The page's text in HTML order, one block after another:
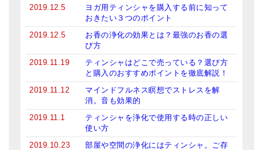
2019.12.5
ヨガ用ティンシャを購入する前に知って
おきたい３つのポイント
2019.12.5
お香の浄化の効果とは？最強のお香の選
び方
2019.11.19
ティンシャはどこで売っている？選び方
と購入のおすすめポイントを徹底解説！
2019.11.12
マインドフルネス瞑想でストレスを解
消。音も効果的
2019.11.1
ティンシャを浄化で使用する時の正しい
使い方
2019.10.23
部屋や空間の浄化にはティンシャ。ご存